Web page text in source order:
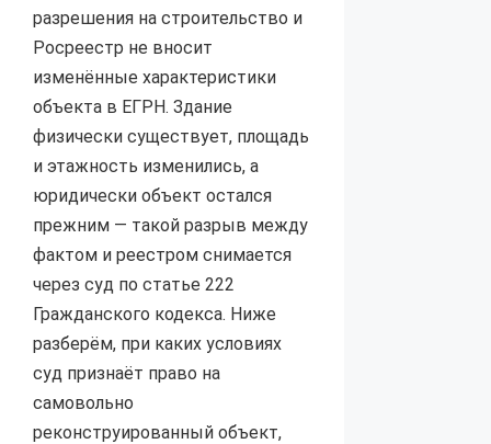
разрешения на строительство и
Росреестр не вносит
изменённые характеристики
объекта в ЕГРН. Здание
физически существует, площадь
и этажность изменились, а
юридически объект остался
прежним — такой разрыв между
фактом и реестром снимается
через суд по статье 222
Гражданского кодекса. Ниже
разберём, при каких условиях
суд признаёт право на
самовольно
реконструированный объект,